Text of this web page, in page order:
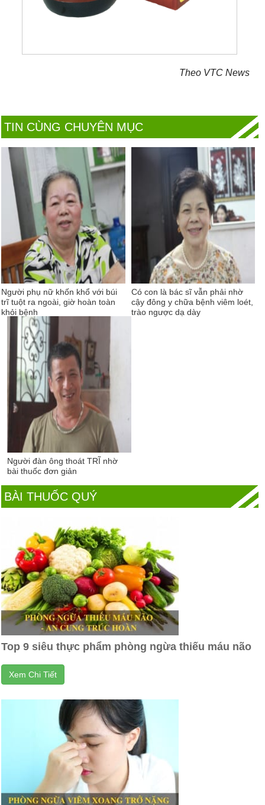
Theo VTC News
TIN CÙNG CHUYÊN MỤC
Người phụ nữ khốn khổ với búi
trĩ tuột ra ngoài, giờ hoàn toàn
khỏi bệnh
Có con là bác sĩ vẫn phải nhờ
cậy đông y chữa bệnh viêm loét,
trào ngược dạ dày
Người đàn ông thoát TRĨ nhờ
bài thuốc đơn giản
BÀI THUỐC QUÝ
Top 9 siêu thực phẩm phòng ngừa thiếu máu não
Xem Chi Tiết